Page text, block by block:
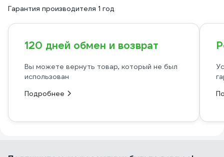
Гарантия производителя 1 год
120 дней обмен и возврат
Вы можете вернуть товар, который не был
использован
Подробнее